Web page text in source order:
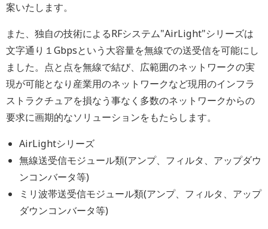
案いたします。
また、独自の技術によるRFシステム"AirLight"シリーズは
文字通り１Gbpsという大容量を無線での送受信を可能にし
ました。点と点を無線で結び、広範囲のネットワークの実
現が可能となり産業用のネットワークなど現用のインフラ
ストラクチュアを損なう事なく多数のネットワークからの
要求に画期的なソリューションをもたらします。
AirLightシリーズ
無線送受信モジュール類(アンプ、フィルタ、アップダウ
ンコンバータ等)
ミリ波帯送受信モジュール類(アンプ、フィルタ、アップ
ダウンコンバータ等)